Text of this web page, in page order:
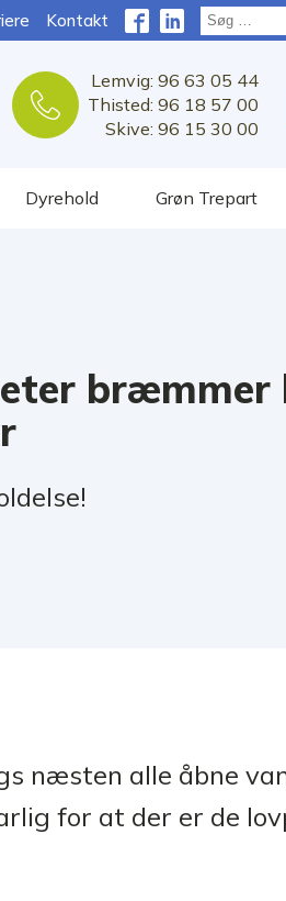
Kontakt
Søg
efter:
Lemvig: 96 63 05 44
Thisted: 96 18 57 00
Skive: 96 15 30 00
Dyrehold Grøn Trepart
bræmmer
næsten alle åbne
for at der er de